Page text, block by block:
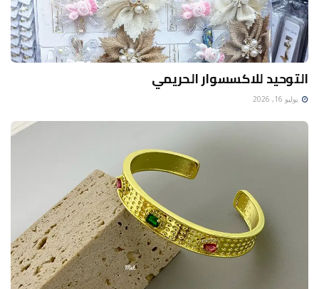
التوحيد للاكسسوار الحريمي
يوليو 16, 2026